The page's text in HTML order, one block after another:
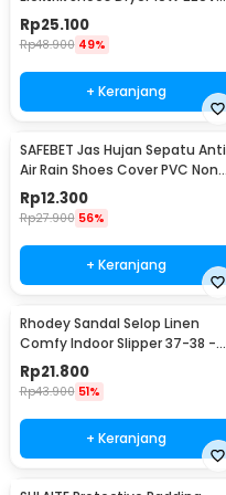
EU Plug - TPS2
Rp25.100
Rp48.900 49%
+ Keranjang
SAFEBET Jas Hujan Sepatu Anti
Air Rain Shoes Cover PVC Non
Slip Strap M 37-39 - H-101
Rp12.300
Rp27.900 56%
+ Keranjang
Rhodey Sandal Selop Linen
Comfy Indoor Slipper 37-38 -
YT22
Rp21.800
Rp43.900 51%
+ Keranjang